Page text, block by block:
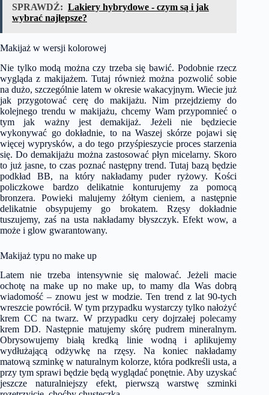
SPRAWDŹ: Lakiery hybrydowe - czym są i jak
wybrać najlepsze?
Makijaż w wersji kolorowej
Nie tylko modą można czy trzeba się bawić. Podobnie rzecz
wygląda z makijażem. Tutaj również można pozwolić sobie
na dużo, szczególnie latem w okresie wakacyjnym. Wiecie już
jak przygotować cerę do makijażu. Nim przejdziemy do
kolejnego trendu w makijażu, chcemy Wam przypomnieć o
tym jak ważny jest demakijaż. Jeżeli nie będziecie
wykonywać go dokładnie, to na Waszej skórze pojawi się
więcej wyprysków, a do tego przyśpieszycie proces starzenia
się. Do demakijażu można zastosować płyn micelarny. Skoro
to już jasne, to czas poznać następny trend. Tutaj bazą będzie
podkład BB, na który nakładamy puder ryżowy. Kości
policzkowe bardzo delikatnie konturujemy za pomocą
bronzera. Powieki malujemy żółtym cieniem, a następnie
delikatnie obsypujemy go brokatem. Rzęsy dokładnie
tuszujemy, zaś na usta nakładamy błyszczyk. Efekt wow, a
może i glow gwarantowany.
Makijaż typu no make up
Latem nie trzeba intensywnie się malować. Jeżeli macie
ochotę na make up no make up, to mamy dla Was dobrą
wiadomość – znowu jest w modzie. Ten trend z lat 90-tych
wreszcie powrócił. W tym przypadku wystarczy tylko nałożyć
krem CC na twarz. W przypadku cery dojrzałej polecamy
krem DD. Następnie matujemy skórę pudrem mineralnym.
Obrysowujemy białą kredką linie wodną i aplikujemy
wydłużającą odżywkę na rzęsy. Na koniec nakładamy
matową szminkę w naturalnym kolorze, która podkreśli usta, a
przy tym sprawi będzie będą wyglądać ponętnie. Aby uzyskać
jeszcze naturalniejszy efekt, pierwszą warstwę szminki